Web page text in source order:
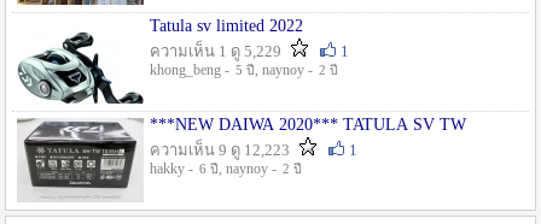
Tatula sv limited 2022
ความเห็น 1 ดู 5,229
1
khong_beng - 5 ปี , naynoy - 2 ปี
***NEW DAIWA 2020*** TATULA SV TW
ความเห็น 9 ดู 12,223
1
hakky - 6 ปี , naynoy - 2 ปี